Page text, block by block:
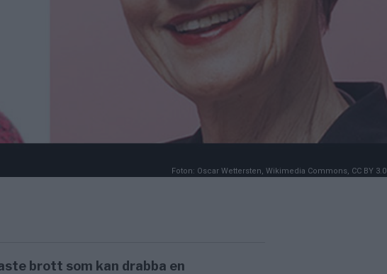
Foton: Oscar Wettersten, Wikimedia Commons, CC BY 3.0
brott som kan drabba en